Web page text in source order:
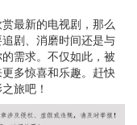
最新的电视剧，那么
剧、消磨时间还是与
需求。不仅如此，被
多惊喜和乐趣。赶快
旅吧！